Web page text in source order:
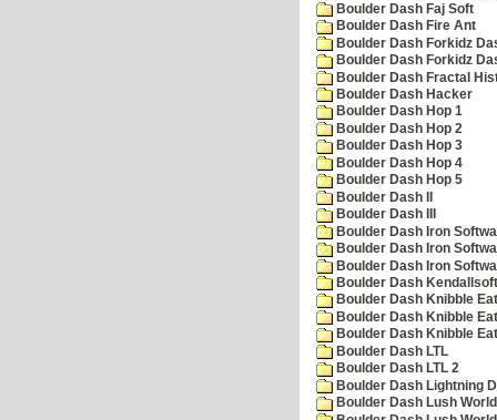
Boulder Dash Faj Soft
Boulder Dash Fire Ant
Boulder Dash Forkidz
Boulder Dash Forkidz
Boulder Dash Fractal
Boulder Dash Hacker
Boulder Dash Hop 1
Boulder Dash Hop 2
Boulder Dash Hop 3
Boulder Dash Hop 4
Boulder Dash Hop 5
Boulder Dash II
Boulder Dash III
Boulder Dash Iron
Boulder Dash Iron
Boulder Dash Iron
Boulder Dash
Boulder Dash Knibble
Boulder Dash Knibble
Boulder Dash Knibble
Boulder Dash LTL
Boulder Dash LTL 2
Boulder Dash Lightning
Boulder Dash Lush